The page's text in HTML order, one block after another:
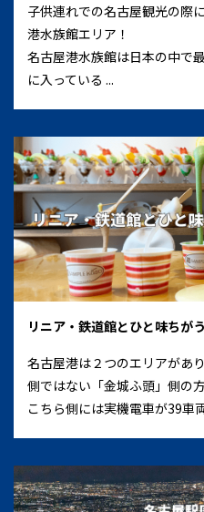
子供連れでの名古屋観光の際
港水族館エリア！
名古屋港水族館は日本の中で
に入っている ...
リニア・鉄道館とひと味ちが
名古屋港は２つのエリアがあ
側ではない「金城ふ頭」側の
こちら側には実機電車が39車